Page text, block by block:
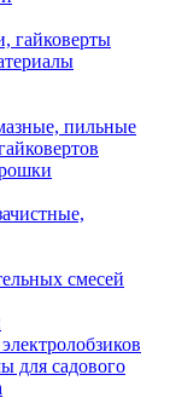
гайковерты
пильные
смесей
для садового